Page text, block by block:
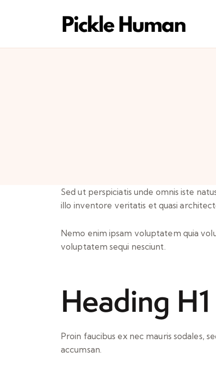
Sed ut perspiciatis unde omnis iste
illo inventore veritatis et quasi
Nemo enim ipsam voluptatem quia
voluptatem sequi nesciunt.
Heading H1
Proin faucibus ex nec mauris sodales,
accumsan.